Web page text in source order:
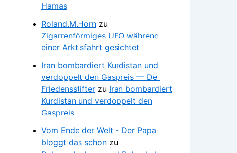
Hamas
Roland.M.Horn zu
Zigarrenförmiges UFO während
einer Arktisfahrt gesichtet
Iran bombardiert Kurdistan und
verdoppelt den Gaspreis — Der
Friedensstifter zu Iran bombardiert
Kurdistan und verdoppelt den
Gaspreis
Vom Ende der Welt - Der Papa
bloggt das schon zu